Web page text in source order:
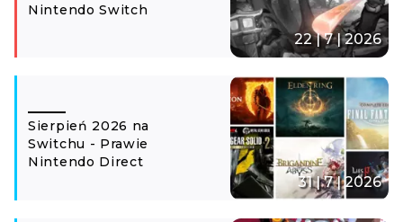
Nintendo Switch
22 | 7 | 2026
Sierpień 2026 na
Switchu - Prawie
Nintendo Direct
31 | 7 | 2026